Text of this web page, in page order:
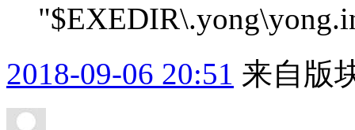
2018-09-06 20:51 来自版